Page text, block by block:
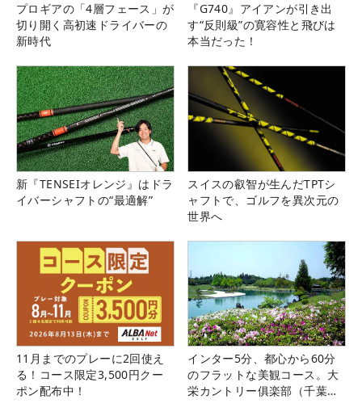
プロギアの「4層フェース」が
切り開く高初速ドライバーの
新時代
『G740』アイアンが引き出
す“反則級”の寛容性と飛びは
本当だった！
新『TENSEIオレンジ』はドラ
イバーシャフトの“最適解”
スイスの叡智が生んだTPTシ
ャフトで、ゴルフを異次元の
世界へ
11月までのプレーに2回使え
る！コース限定3,500円クー
ポン配布中！
インター5分、都心から60分
のフラットな美観コース。大
栄カントリー俱楽部（千葉